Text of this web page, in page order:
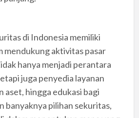
di Indonesia memiliki
mendukung aktivitas pasar
hanya menjadi perantara
juga penyedia layanan
aset, hingga edukasi bagi
banyaknya pilihan sekuritas,